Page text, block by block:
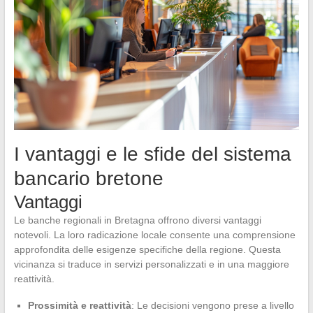
I vantaggi e le sfide del sistema
bancario bretone
Vantaggi
Le banche regionali in Bretagna offrono diversi vantaggi
notevoli. La loro radicazione locale consente una comprensione
approfondita delle esigenze specifiche della regione. Questa
vicinanza si traduce in servizi personalizzati e in una maggiore
reattività.
Prossimità e reattività: Le decisioni vengono prese a livello